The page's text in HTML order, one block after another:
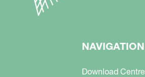
NAVIGATION
Download Centre